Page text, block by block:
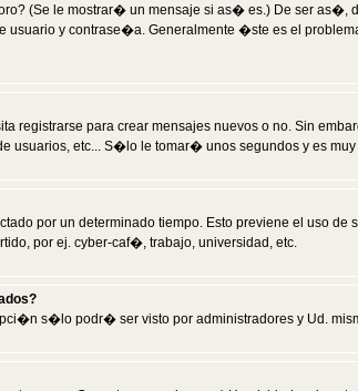
(Se le mostrar� un mensaje si as� es.) De ser
y contrase�a. Generalmente �ste es el
registrarse para crear mensajes nuevos o no. Sin
etc... S�lo le tomar� unos segundos y es
por un determinado tiempo. Esto previene el uso
por ej. cyber-caf�, trabajo, universidad, etc.
s�lo podr� ser visto por administradores y Ud.